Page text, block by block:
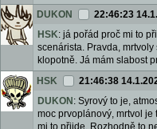
DUKON
22:46:23
HSK: já pořád proč mi to
scenárista. Pravda,
klopotně. Já mám slabost
HSK
21:46:38
DUKON: Syrový to je,
moc prvoplánový, mrtvol je
mi to přijde. Rozhodně to